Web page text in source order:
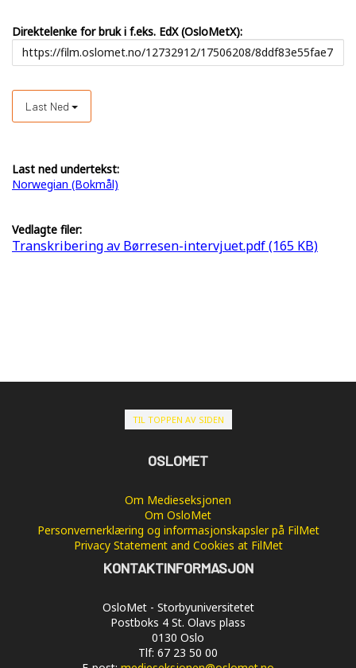
Direktelenke for bruk i f.eks. EdX (OsloMetX):
Last Ned
Last ned undertekst:
Norwegian (Bokmål)
Vedlagte filer:
Transkribering av Børresen-intervjuet.pdf (165 KB)
TIL TOPPEN AV SIDEN
OSLOMET
Om Medieseksjonen
Om OsloMet
Personvernerklæring og informasjonskapsler på FilMet
Privacy Statement and Cookies at FilMet
KONTAKTINFORMASJON
OsloMet - Storbyuniversitetet
Postboks 4 St. Olavs plass
0130 Oslo
Tlf: 67 23 50 00